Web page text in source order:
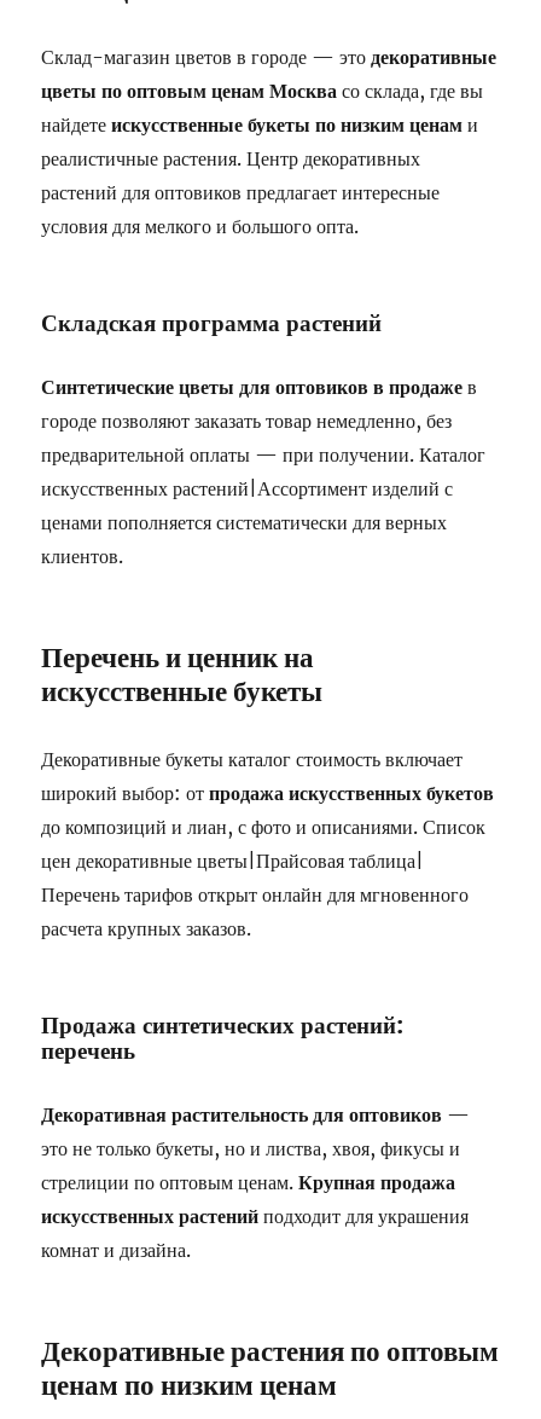
Склад-магазин цветов в городе — этодекоративные
цветы по оптовым ценам Москва со склада, где вы
найдетеискусственные букеты по низким ценам и
реалистичные растения. Центр декоративных
растений для оптовиков предлагает интересные
условия для мелкого и большого опта.
Складская программа растений
Синтетические цветы для оптовиков в продаже в
городе позволяют заказать товар немедленно, без
предварительной оплаты — при получении. Каталог
искусственных растений|Ассортимент изделий с
ценами пополняется систематически для верных
клиентов.
Перечень и ценник на
искусственные букеты
Декоративные букеты каталог стоимость включает
широкий выбор: отпродажа искусственных букетов
до композиций и лиан, с фото и описаниями. Список
цен декоративные цветы|Прайсовая таблица|
Перечень тарифов открыт онлайн для мгновенного
расчета крупных заказов.
Продажа синтетических растений:
перечень
Декоративная растительность для оптовиков —
это не только букеты, но и листва, хвоя, фикусы и
стрелиции по оптовым ценам.Крупная продажа
искусственных растений подходит для украшения
комнат и дизайна.
Декоративные растения по оптовым
ценам по низким ценам